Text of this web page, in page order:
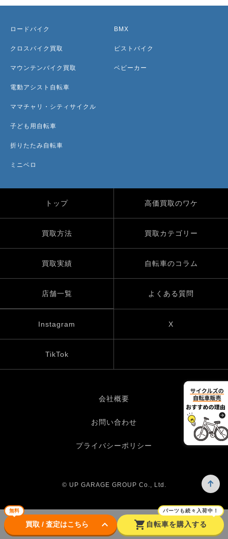
無料
買取 / 査定はこちら keyboard_arrow_down shopping_cart
パーツも続々入荷中！
自転車を購入する
ロードバイク
クロスバイク買取
マウンテンバイク買取
電動アシスト自転車
ママチャリ・シティサイクル
子ども用自転車
折りたたみ自転車
ミニベロ
BMX
ピストバイク
ベビーカー
トップ 高価買取のワケ
買取方法 買取カテゴリー
買取実績 自転車のコラム
店舗一覧 よくある質問
Instagram X
TikTok
会社概要
お問い合わせ
プライバシーポリシー
© UP GARAGE GROUP Co., Ltd.